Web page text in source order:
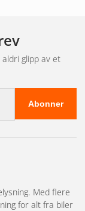
et lovkrav i hele
eller
kombinert
filskifte og
glipp av et
Abonner
Med flere
for alt fra biler